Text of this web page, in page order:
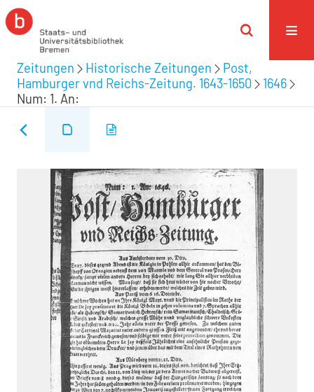
Zeitungen Historische Zeitungen
Post,
Hamburger vnd Reichs-Zeitung. 1643-1650
1646
Num: 1. An: